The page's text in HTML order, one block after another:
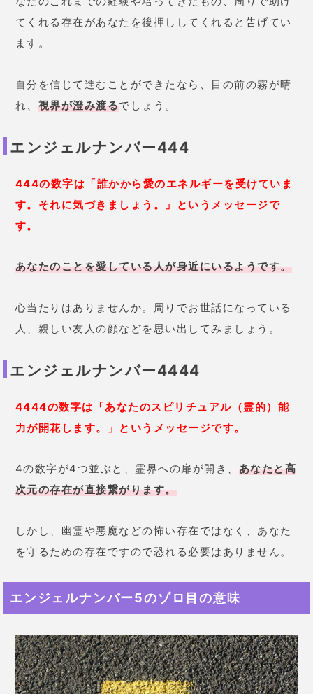
てくれる存在があなたを後押ししてくれると告げてい
ます。
自分を信じて進むことができたなら、目の前の霧が晴
れ、 視界が澄み渡るでしょう。
エンジェルナンバー444
444の数字は「誰かから愛のエネルギーを受けていま
す。それに気づきましょう。」というメッセージで
す。
あなたのことを愛している人が身近にいるようです。
心当たりはありませんか。周りでお世話になっている
人、親しい友人の顔などを思い出してみましょう。
エンジェルナンバー4444
4444の数字は「あなたのスピリチュアル（霊的）能
力が開花します。」というメッセージです。
4の数字が4つ並ぶと、霊界への扉が開き、 あなたと高
次元の存在が直接繋がります。
しかし、幽霊や悪魔などの怖い存在ではなく、あなた
を守るための存在ですので恐れる必要はありません。
エンジェルナンバー5のゾロ目の意味